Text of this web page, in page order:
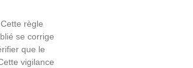
règle
se corrige
que le
vigilance